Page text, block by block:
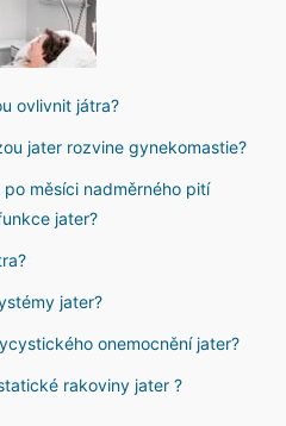
ovlivnit játra?
jater rozvine gynekomastie?
měsíci nadměrného pití
jater?
jater?
onemocnění jater?
rakoviny jater ?